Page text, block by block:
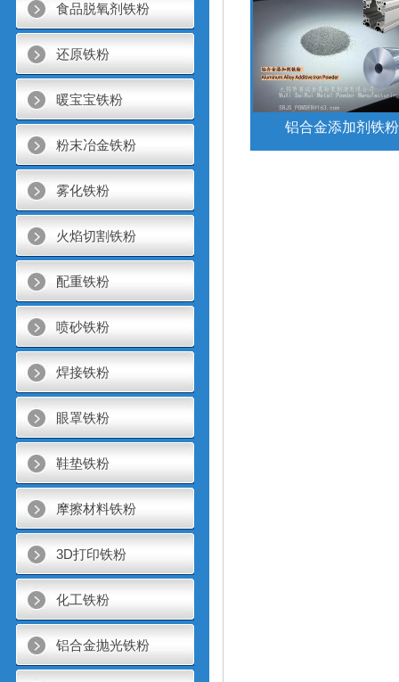
食品脱氧剂铁粉
还原铁粉
暖宝宝铁粉
粉末冶金铁粉
雾化铁粉
火焰切割铁粉
配重铁粉
喷砂铁粉
焊接铁粉
眼罩铁粉
鞋垫铁粉
摩擦材料铁粉
3D打印铁粉
化工铁粉
铝合金抛光铁粉
铝合金添加剂铁粉